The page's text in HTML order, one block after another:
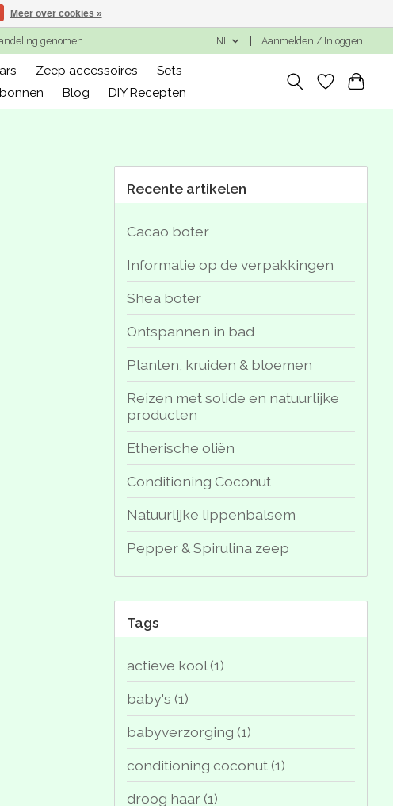
genomen. NL Aanmelden / Inloggen
Zeep accessoires
Sets
Blog DIY Recepten
Recente artikelen
Cacao boter
Informatie op de verpakkingen
Shea boter
Ontspannen in bad
Planten, kruiden & bloemen
Reizen met solide en natuurlijke
producten
Etherische oliën
Conditioning Coconut
Natuurlijke lippenbalsem
Pepper & Spirulina zeep
Tags
actieve kool(1)
baby's (1)
babyverzorging (1)
conditioning coconut(1)
droog haar(1)
Meer over cookies »